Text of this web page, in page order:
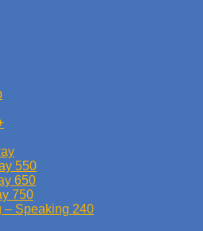
550
650
750
– Speaking 240